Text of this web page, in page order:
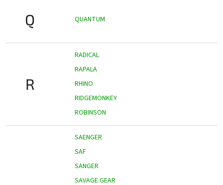
Q QUANTUM
R
RADICAL
RAPALA
RHINO
RIDGEMONKEY
ROBINSON
SAENGER
SAF
SANGER
SAVAGE GEAR